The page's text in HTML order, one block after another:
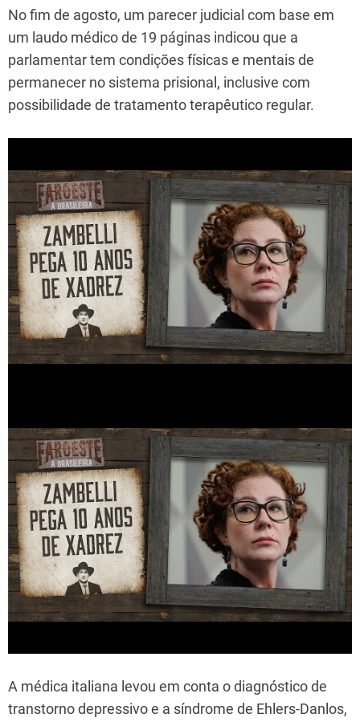
No fim de agosto, um parecer judicial com base em
um laudo médico de 19 páginas indicou que a
parlamentar tem condições físicas e mentais de
permanecer no sistema prisional, inclusive com
possibilidade de tratamento terapêutico regular.
A médica italiana levou em conta o diagnóstico de
transtorno depressivo e a síndrome de Ehlers-Danlos,